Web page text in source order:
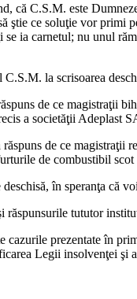
că C.S.M. este
ştie ce soluţie vor
se ia carnetul; nu unul
la scrisoarea
de ce magistraţii
a societăţii Adeplast
de ce magistraţii
de combustibil
deschisă, în speranţa că
răspunsurile tututor
cazurile prezentate în
Legii insolvenţei